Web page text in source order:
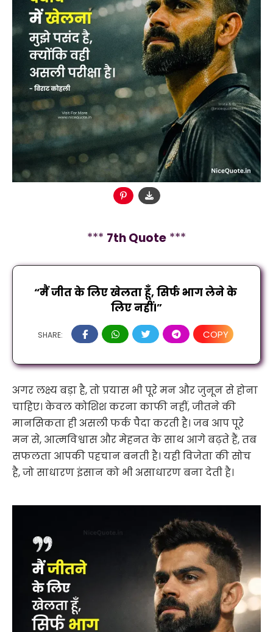
*** 7th Quote ***
“मैं जीत के लिए खेलता हूँ, सिर्फ भाग लेने के
लिए नहीं।”
SHARE: COPY
अगर लक्ष्य बड़ा है, तो प्रयास भी पूरे मन और जुनून से होना
चाहिए। केवल कोशिश करना काफी नहीं, जीतने की
मानसिकता ही असली फर्क पैदा करती है। जब आप पूरे
मन से, आत्मविश्वास और मेहनत के साथ आगे बढ़ते हैं, तब
सफलता आपकी पहचान बनती है। यही विजेता की सोच
है, जो साधारण इंसान को भी असाधारण बना देती है।